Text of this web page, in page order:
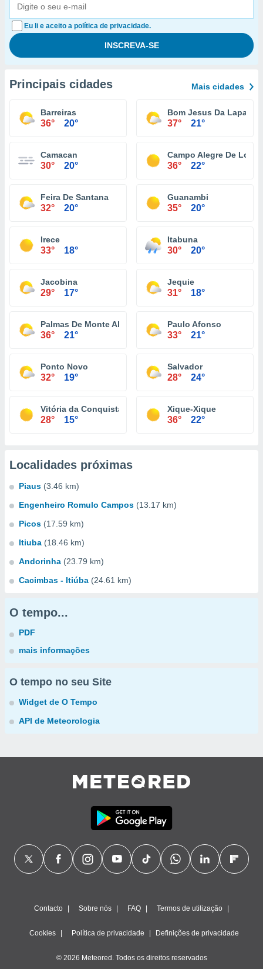
Eu li e aceito a política de privacidade.
Principais cidades Mais cidades
Barreiras
36° 20°
Bom Jesus Da Lapa
37° 21°
Camacan
30° 20°
Campo Alegre De
36° 22°
Feira De Santana
32° 20°
Guanambi
35° 20°
Irece
33° 18°
Itabuna
30° 20°
Jacobina
29° 17°
Jequie
31° 18°
Palmas De Monte Alto
36° 21°
Paulo Afonso
33° 21°
Ponto Novo
32° 19°
Salvador
28° 24°
Vitória da Conquista
28° 15°
Xique-Xique
36° 22°
Localidades próximas
Piaus (3.46 km)
Engenheiro Romulo Campos (13.17 km)
Picos (17.59 km)
Itiuba (18.46 km)
Andorinha (23.79 km)
Cacimbas - Itiúba (24.61 km)
O tempo...
PDF
mais informações
O tempo no seu Site
Widget de O Tempo
API de Meteorologia
Contacto Sobre nós FAQ Termos de utilização
Cookies Política de privacidade Definições de privacidade
© 2026 Meteored. Todos os direitos reservados